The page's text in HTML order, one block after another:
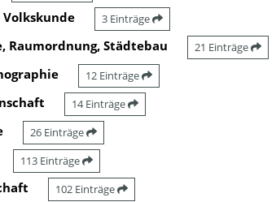
Volkskunde 3 Einträge
Raumordnung, Städtebau 21 Einträge
12 Einträge
14 Einträge
26 Einträge
113 Einträge
102 Einträge